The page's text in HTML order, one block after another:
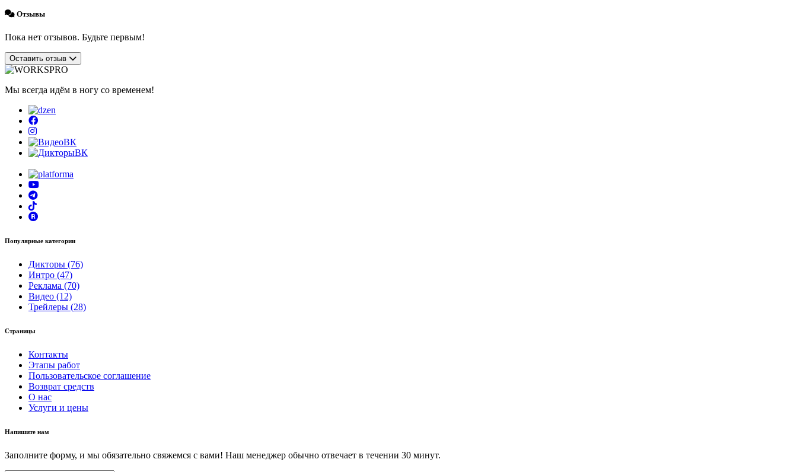
Отзывы
Пока нет отзывов. Будьте первым!
Оставить отзыв
Мы всегда идём в ногу со временем!
Популярные категории
Дикторы (76)
Интро (47)
Реклама (70)
Видео (12)
Трейлеры (28)
Страницы
Контакты
Этапы работ
Пользовательское соглашение
Возврат средств
О нас
Услуги и цены
Напишите нам
Заполните форму, и мы обязательно свяжемся с вами! Наш менеджер обычно отвечает в течении 30 минут.